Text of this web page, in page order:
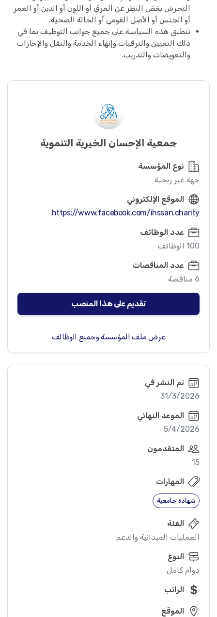
التحرش بغض النظر عن العرق أو اللون أو الدين أو العمر
أو الجنس أو الأصل القومي أو الحالة الصحية.
تنطبق هذه السياسة على جميع جوانب التوظيف بما في
ذلك التعيين والترقيات وإنهاء الخدمة والنقل والإجازات
والتعويضات والتدريب.
جمعية الإحسان الخيرية التنموية
نوع المؤسسة
جهة غير ربحية
الموقع الإلكتروني
https://www.facebook.com/ihssan.charity
عدد الوظائف
100 الوظائف
عدد المناقصات
6 مناقصة
تقديم على هذا المنصب
عرض ملف المؤسسة وجميع الوظائف
تم النشر في
31/3/2026
الموعد النهائي
5/4/2026
المتقدمون
15
المهارات
شهادة جامعية
الفئة
العمليات الميدانية والدعم
النوع
دوام كامل
الراتب
الموقع